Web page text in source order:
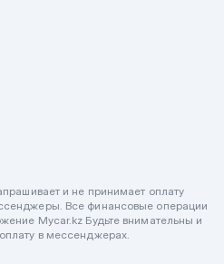
и не принимает оплату
Все финансовые операции
Mycar.kz Будьте внимательны и
в мессенджерах.